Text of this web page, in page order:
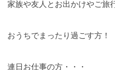
家族や友人とお出かけやご旅
おうちでまったり過ごす方！
連日お仕事の方・・・